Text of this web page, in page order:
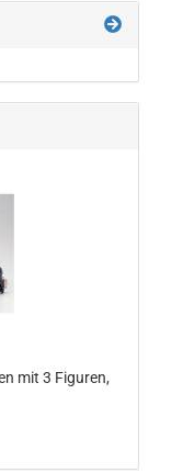
mit 3 Figuren,